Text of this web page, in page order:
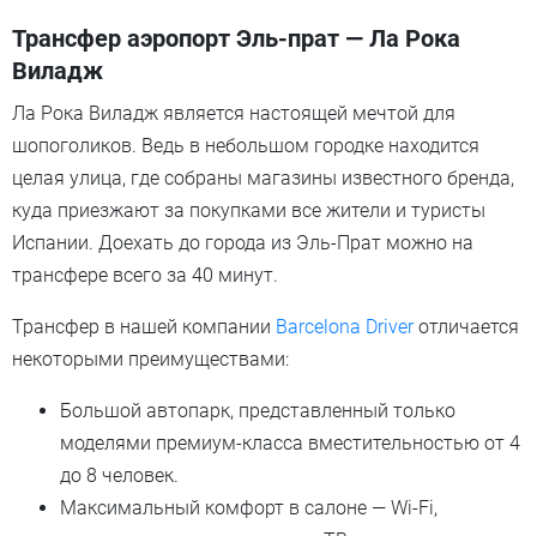
Трансфер аэропорт Эль-прат — Ла Рока
Виладж
Ла Рока Виладж является настоящей мечтой для
шопоголиков. Ведь в небольшом городке находится
целая улица, где собраны магазины известного бренда,
куда приезжают за покупками все жители и туристы
Испании. Доехать до города из Эль-Прат можно на
трансфере всего за 40 минут.
Трансфер в нашей компании Barcelona Driverотличается
некоторыми преимуществами:
Большой автопарк, представленный только
моделями премиум-класса вместительностью от 4
до 8 человек.
Максимальный комфорт в салоне — Wi-Fi,